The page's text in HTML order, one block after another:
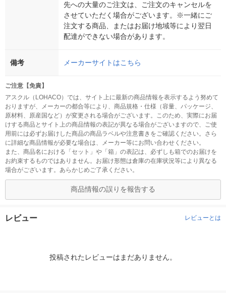
先への大量のご注文は、ご注文のキャンセルを
させていただく場合がございます。※一緒にご
注文する商品、またはお届け地域等により翌日
配達ができない場合があります。
備考 メーカーサイトはこちら
ご注意【免責】
アスクル（LOHACO）では、サイト上に最新の商品情報を表示するよう努めて
おりますが、メーカーの都合等により、商品規格・仕様（容量、パッケージ、
原材料、原産国など）が変更される場合がございます。このため、実際にお届
けする商品とサイト上の商品情報の表記が異なる場合がございますので、ご使
用前には必ずお届けした商品の商品ラベルや注意書きをご確認ください。さら
に詳細な商品情報が必要な場合は、メーカー等にお問い合わせください。
また、商品名における「セット」や「箱」の表記は、必ずしも箱でのお届けを
お約束するものではありません。お届け形態は倉庫の在庫状況等により異なる
場合がございます。あらかじめご了承ください。
商品情報の誤りを報告する
レビュー レビューとは
投稿されたレビューはまだありません。